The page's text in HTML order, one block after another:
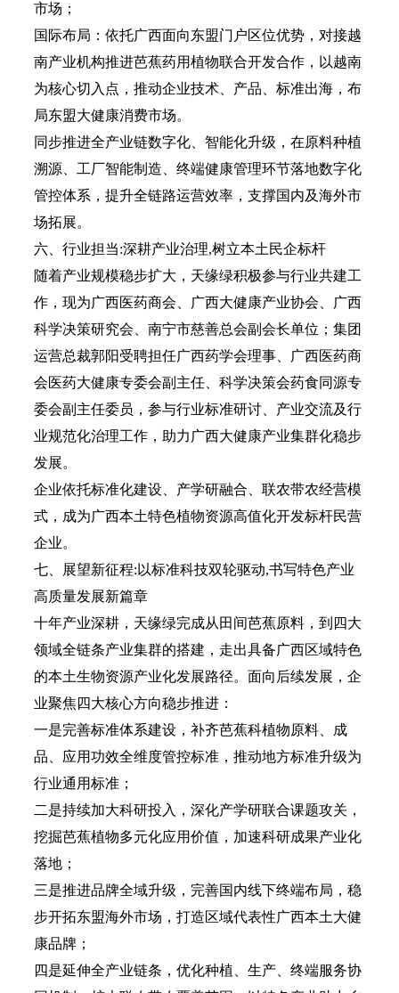
市场；
国际布局：依托广西面向东盟门户区位优势，对接越
南产业机构推进芭蕉药用植物联合开发合作，以越南
为核心切入点，推动企业技术、产品、标准出海，布
局东盟大健康消费市场。
同步推进全产业链数字化、智能化升级，在原料种植
溯源、工厂智能制造、终端健康管理环节落地数字化
管控体系，提升全链路运营效率，支撑国内及海外市
场拓展。
六、行业担当:深耕产业治理,树立本土民企标杆
随着产业规模稳步扩大，天缘绿积极参与行业共建工
作，现为广西医药商会、广西大健康产业协会、广西
科学决策研究会、南宁市慈善总会副会长单位；集团
运营总裁郭阳受聘担任广西药学会理事、广西医药商
会医药大健康专委会副主任、科学决策会药食同源专
委会副主任委员，参与行业标准研讨、产业交流及行
业规范化治理工作，助力广西大健康产业集群化稳步
发展。
企业依托标准化建设、产学研融合、联农带农经营模
式，成为广西本土特色植物资源高值化开发标杆民营
企业。
七、展望新征程:以标准科技双轮驱动,书写特色产业
高质量发展新篇章
十年产业深耕，天缘绿完成从田间芭蕉原料，到四大
领域全链条产业集群的搭建，走出具备广西区域特色
的本土生物资源产业化发展路径。面向后续发展，企
业聚焦四大核心方向稳步推进：
一是完善标准体系建设，补齐芭蕉科植物原料、成
品、应用功效全维度管控标准，推动地方标准升级为
行业通用标准；
二是持续加大科研投入，深化产学研联合课题攻关，
挖掘芭蕉植物多元化应用价值，加速科研成果产业化
落地；
三是推进品牌全域升级，完善国内线下终端布局，稳
步开拓东盟海外市场，打造区域代表性广西本土大健
康品牌；
四是延伸全产业链条，优化种植、生产、终端服务协